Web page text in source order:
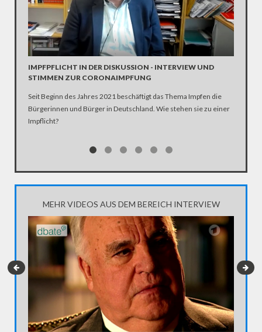
IMPFPFLICHT IN DER DISKUSSION - INTERVIEW UND
STIMMEN ZUR CORONAIMPFUNG
Seit Beginn des Jahres 2021 beschäftigt das Thema Impfen die
Bürgerinnen und Bürger in Deutschland. Wie stehen sie zu einer
Impflicht?
MEHR VIDEOS AUS DEM BEREICH INTERVIEW